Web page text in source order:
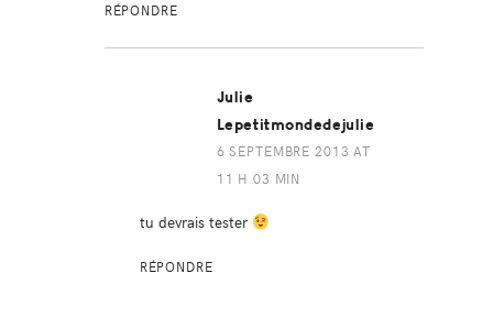
RÉPONDRE
Julie
Lepetitmondedejulie
6 SEPTEMBRE 2013 AT
11 H 03 MIN
tu devrais tester
RÉPONDRE